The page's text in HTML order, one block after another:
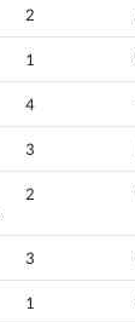
2
1
4
3
2
3
1